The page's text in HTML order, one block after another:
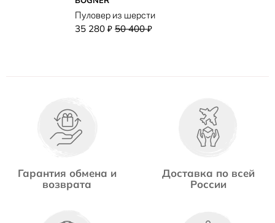
Пуловер из шерсти
35 280 ₽ 50 400₽
Гарантия обмена и
возврата
Доставка по всей
России